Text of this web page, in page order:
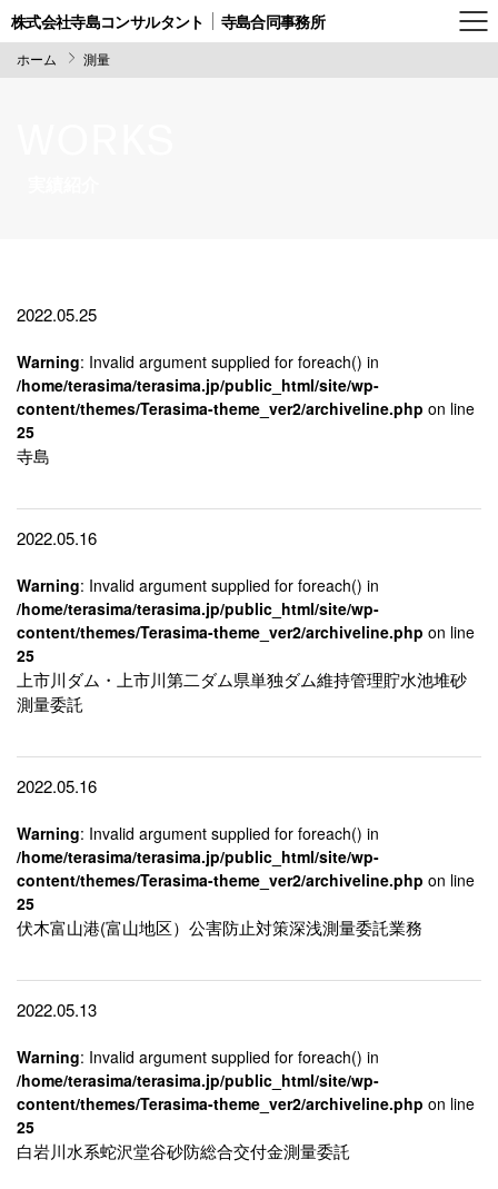
株式会社寺島コンサルタント 寺島合同事務所
ホーム 測量
2022.05.25
Warning: Invalid argument supplied for foreach() in
/home/terasima/terasima.jp/public_html/site/wp-
content/themes/Terasima-theme_ver2/archiveline.php on line
25
寺島
2022.05.16
Warning: Invalid argument supplied for foreach() in
/home/terasima/terasima.jp/public_html/site/wp-
content/themes/Terasima-theme_ver2/archiveline.php on line
25
上市川ダム・上市川第二ダム県単独ダム維持管理貯水池堆砂
測量委託
2022.05.16
Warning: Invalid argument supplied for foreach() in
/home/terasima/terasima.jp/public_html/site/wp-
content/themes/Terasima-theme_ver2/archiveline.php on line
25
伏木富山港(富山地区）公害防止対策深浅測量委託業務
2022.05.13
Warning: Invalid argument supplied for foreach() in
/home/terasima/terasima.jp/public_html/site/wp-
content/themes/Terasima-theme_ver2/archiveline.php on line
25
白岩川水系蛇沢堂谷砂防総合交付金測量委託